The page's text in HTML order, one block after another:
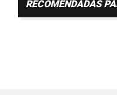
RECOMENDADAS